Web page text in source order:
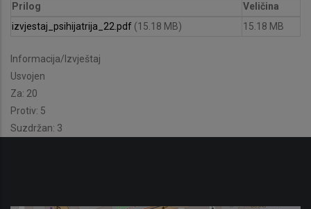
Prilog
Veličina
izvjestaj_psihijatrija_22.pdf (15.18 MB) 15.18 MB
Informacija/Izvještaj
Usvojen
Za: 20
Protiv: 5
Suzdržan: 3